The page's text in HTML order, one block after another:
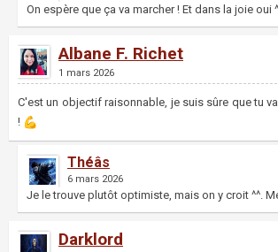
On espère que ça va marcher ! Et dans la joie oui
Albane F. Richet
1 mars 2026
C'est un objectif raisonnable, je suis sûre que tu
!
Théâs
6 mars 2026
Je le trouve plutôt optimiste, mais on y croit ^^.
Darklord